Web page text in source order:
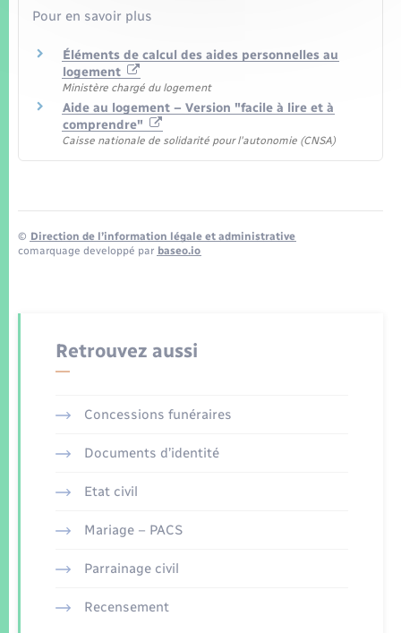
Pour en savoir plus
Éléments de calcul des aides personnelles au
logement
Ministère chargé du logement
Aide au logement – Version "facile à lire et à
comprendre"
Caisse nationale de solidarité pour l'autonomie (CNSA)
© Direction de l’information légale et administrative
comarquage developpé par baseo.io
Retrouvez aussi
Concessions funéraires
Documents d’identité
Etat civil
Mariage – PACS
Parrainage civil
Recensement